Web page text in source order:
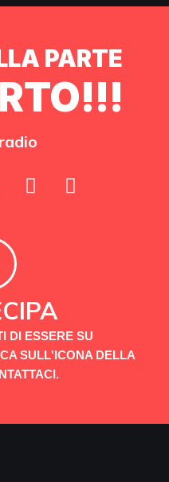
PARTE
DI ESSERE SU
SULL'ICONA DELLA